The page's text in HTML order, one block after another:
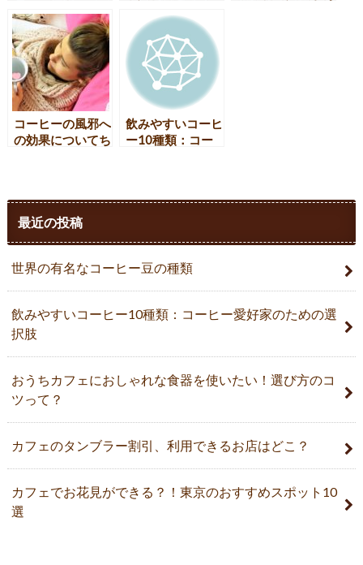
腹が痛くなる理由
とは？
ントを紹介！
コーヒーの風邪へ
の効果についてち
飲みやすいコーヒ
ー10種類：コー
最近の投稿
世界の有名なコーヒー豆の種類
飲みやすいコーヒー10種類：コーヒー愛好家のための選
択肢
おうちカフェにおしゃれな食器を使いたい！選び方のコ
ツって？
カフェのタンブラー割引、利用できるお店はどこ？
カフェでお花見ができる？！東京のおすすめスポット10
選